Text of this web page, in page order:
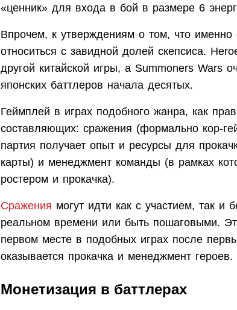
«ценник» для входа в бой в размере 6
Впрочем, к утверждениям о том, что
относиться с завидной долей скепсиса.
другой китайской игры, а Summoners Wars
японских баттлеров начала десятых.
Геймплей в играх подобного жанра, как
составляющих: сражения (формально кор-
партия получает опыт и ресурсы для
карты) и менеджмент команды (в рамках
ростером и прокачка).
Сражения могут идти как с участием, так и
реальном времени или быть пошаговыми.
первом месте в подобных играх после
оказывается прокачка и менеджмент героев.
Монетизация в баттлерах